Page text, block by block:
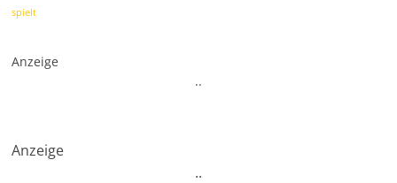
spielt
Anzeige
..
Anzeige
..